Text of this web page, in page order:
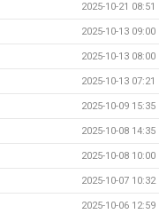
2025-10-21 08:51
2025-10-13 09:00
2025-10-13 08:00
2025-10-13 07:21
2025-10-09 15:35
2025-10-08 14:35
2025-10-08 10:00
2025-10-07 10:32
2025-10-06 12:59